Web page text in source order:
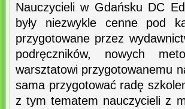
Nauczycieli w Gdańsku DC
były niezwykle cenne pod
przygotowane przez
podręczników, nowych
warsztatowi przygotowanemu
sama przygotować radę
z tym tematem nauczycieli z